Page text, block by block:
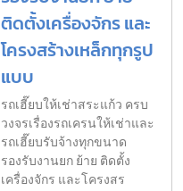
ติดตั้งเครื่องจักร และ
โครงสร้างเหล็กทุกรูป
แบบ
รถเฮี๊ยบให้เช่าสระแก้ว ครบ
วงจรเรื่องรถเครนให้เช่าและ
รถเฮี๊ยบรับจ้างทุกขนาด
รองรับงานยก ย้าย ติดตั้ง
เครื่องจักร และโครงสร